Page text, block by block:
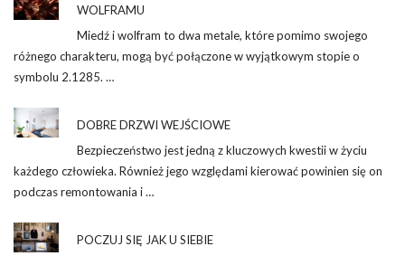
WOLFRAMU
Miedź i wolfram to dwa metale, które pomimo swojego
różnego charakteru, mogą być połączone w wyjątkowym stopie o
symbolu 2.1285. …
DOBRE DRZWI WEJŚCIOWE
Bezpieczeństwo jest jedną z kluczowych kwestii w życiu
każdego człowieka. Również jego względami kierować powinien się on
podczas remontowania i …
POCZUJ SIĘ JAK U SIEBIE